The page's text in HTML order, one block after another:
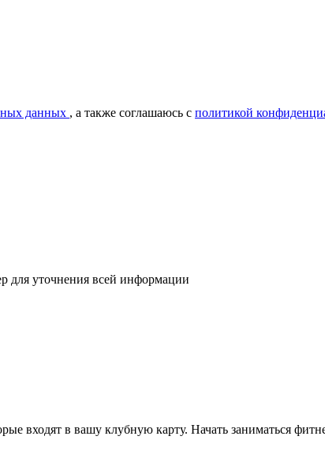
данных , а также соглашаюсь с политикой
для уточнения всей информации
входят в вашу клубную карту. Начать заниматься